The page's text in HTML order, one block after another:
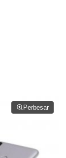
Perbesar